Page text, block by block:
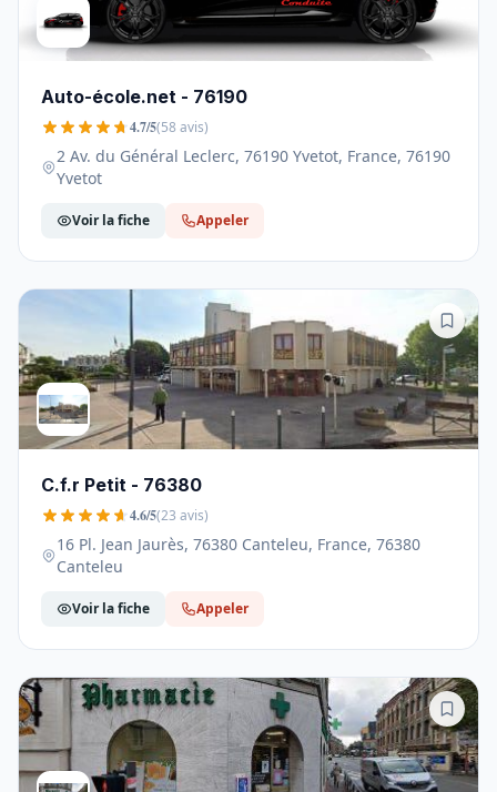
Auto-école.net - 76190
4.7/5(58 avis)
2 Av. du Général Leclerc, 76190 Yvetot, France, 76190
Yvetot
Voir la fiche Appeler
C.f.r Petit - 76380
4.6/5(23 avis)
16 Pl. Jean Jaurès, 76380 Canteleu, France, 76380
Canteleu
Voir la fiche Appeler